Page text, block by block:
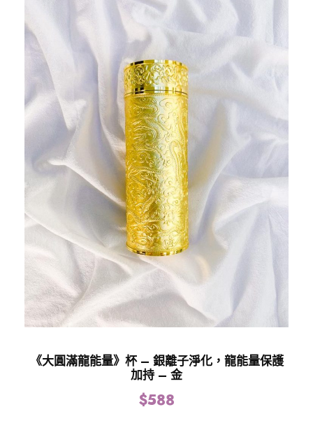
《大圓滿龍能量》杯 – 銀離子淨化，龍能量保護
加持 – 金
$588